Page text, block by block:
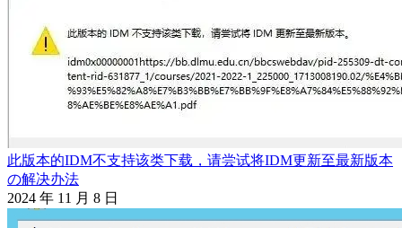
此版本的IDM不支持该类下载，请尝试将IDM更新至最新版本
の解决办法
2024 年 11 月 8 日